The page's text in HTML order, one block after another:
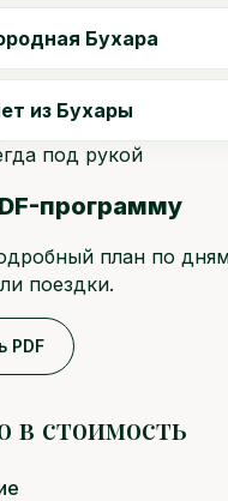
Бухара
из Бухары
под рукой
программу
план по
поездки.
PDF
в стоимость